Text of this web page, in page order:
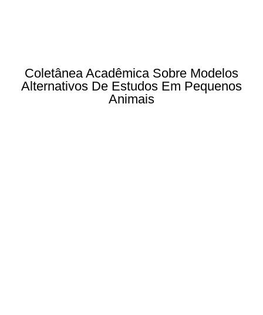
Coletânea Acadêmica Sobre Modelos
Alternativos De Estudos Em Pequenos
Animais